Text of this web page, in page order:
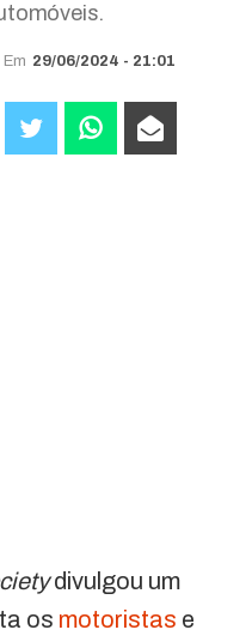
Em 29/06/2024 - 21:01
divulgou um
os motoristas e